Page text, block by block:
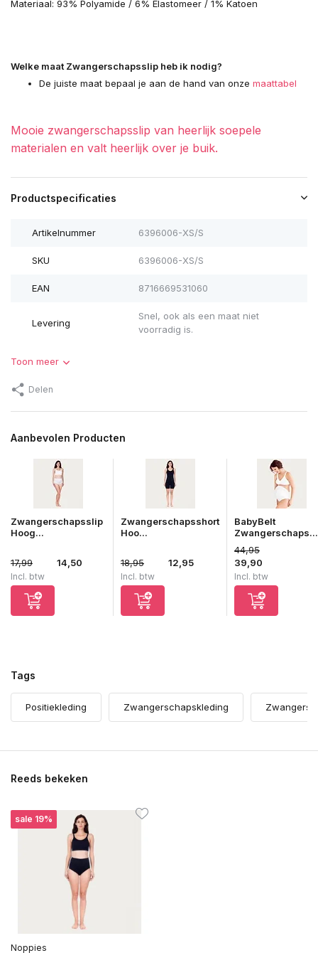
Materiaal: 93% Polyamide / 6% Elastomeer / 1% Katoen
Welke maat Zwangerschapsslip heb ik nodig?
De juiste maat bepaal je aan de hand van onze maattabel
Mooie zwangerschapsslip van heerlijk soepele
materialen en valt heerlijk over je buik.
Productspecificaties
Artikelnummer 6396006-XS/S
SKU 6396006-XS/S
EAN 8716669531060
Levering
Snel, ook als een maat niet
voorradig is.
Toon meer
Delen
Aanbevolen Producten
Zwangerschapsslip
Hoog...
17,99 14,50
Incl. btw
Zwangerschapsshort
Hoo...
18,95 12,95
Incl. btw
BabyBelt
Zwangerschaps...
44,95
39,90
Incl. btw
Tags
Positiekleding Zwangerschapskleding
Reeds bekeken
sale 19%
Noppies